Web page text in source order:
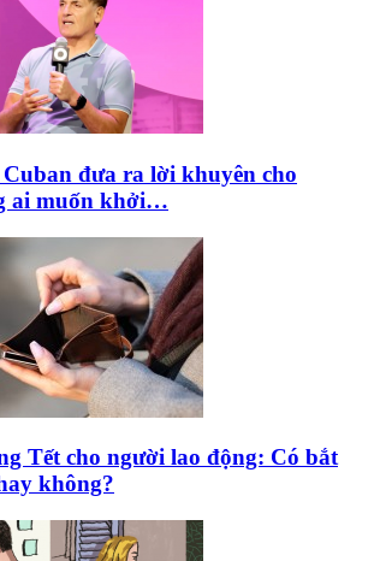
đưa ra lời khuyên cho
ai muốn khởi…
Tết cho người lao động: Có bắt
không?